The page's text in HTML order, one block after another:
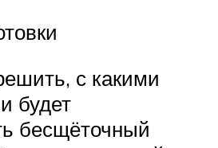
с какими
будет
бесщёточный